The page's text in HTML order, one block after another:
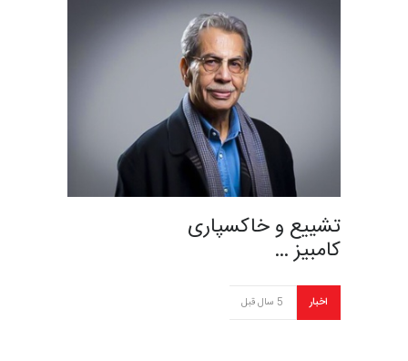
تشییع و خاکسپاری
کامبیز …
اخبار 5 سال قبل